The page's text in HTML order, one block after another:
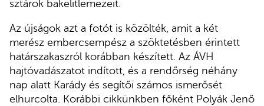
sztárok bakelitlemezeit.
Az újságok azt a fotót is közölték, amit a két
merész embercsempész a szöktetésben érintett
határszakaszról korábban készített. Az ÁVH
hajtóvadászatot indított, és a rendőrség néhány
nap alatt Karády és segítői számos ismerősét
elhurcolta. Korábbi cikkünkben főként Polyák Jenő